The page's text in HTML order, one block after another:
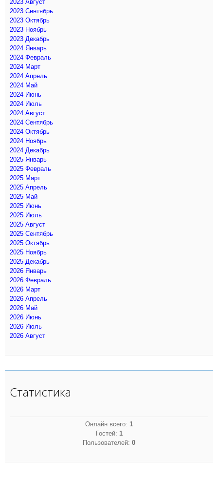
2023 Август
2023 Сентябрь
2023 Октябрь
2023 Ноябрь
2023 Декабрь
2024 Январь
2024 Февраль
2024 Март
2024 Апрель
2024 Май
2024 Июнь
2024 Июль
2024 Август
2024 Сентябрь
2024 Октябрь
2024 Ноябрь
2024 Декабрь
2025 Январь
2025 Февраль
2025 Март
2025 Апрель
2025 Май
2025 Июнь
2025 Июль
2025 Август
2025 Сентябрь
2025 Октябрь
2025 Ноябрь
2025 Декабрь
2026 Январь
2026 Февраль
2026 Март
2026 Апрель
2026 Май
2026 Июнь
2026 Июль
2026 Август
Статистика
Онлайн всего: 1
Гостей: 1
Пользователей: 0